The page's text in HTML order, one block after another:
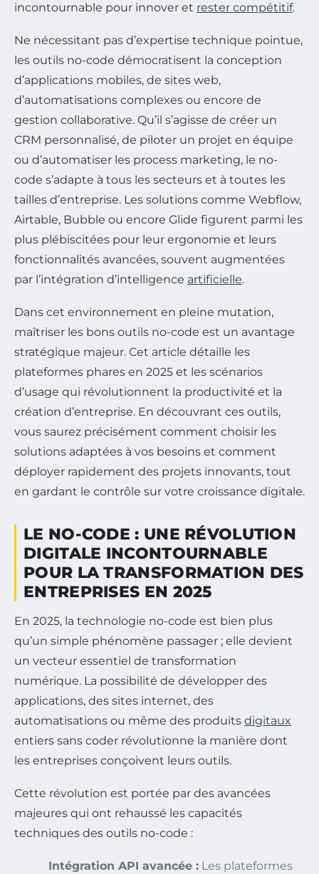
incontournable pour innover et rester compétitif.
Ne nécessitant pas d’expertise technique pointue,
les outils no-code démocratisent la conception
d’applications mobiles, de sites web,
d’automatisations complexes ou encore de
gestion collaborative. Qu’il s’agisse de créer un
CRM personnalisé, de piloter un projet en équipe
ou d’automatiser les process marketing, le no-
code s’adapte à tous les secteurs et à toutes les
tailles d’entreprise. Les solutions comme Webflow,
Airtable, Bubble ou encore Glide figurent parmi les
plus plébiscitées pour leur ergonomie et leurs
fonctionnalités avancées, souvent augmentées
par l’intégration d’intelligence artificielle.
Dans cet environnement en pleine mutation,
maîtriser les bons outils no-code est un avantage
stratégique majeur. Cet article détaille les
plateformes phares en 2025 et les scénarios
d’usage qui révolutionnent la productivité et la
création d’entreprise. En découvrant ces outils,
vous saurez précisément comment choisir les
solutions adaptées à vos besoins et comment
déployer rapidement des projets innovants, tout
en gardant le contrôle sur votre croissance digitale.
LE NO-CODE : UNE RÉVOLUTION
DIGITALE INCONTOURNABLE
POUR LA TRANSFORMATION DES
ENTREPRISES EN 2025
En 2025, la technologie no-code est bien plus
qu’un simple phénomène passager ; elle devient
un vecteur essentiel de transformation
numérique. La possibilité de développer des
applications, des sites internet, des
automatisations ou même des produits digitaux
entiers sans coder révolutionne la manière dont
les entreprises conçoivent leurs outils.
Cette révolution est portée par des avancées
majeures qui ont rehaussé les capacités
techniques des outils no-code :
Intégration API avancée : Les plateformes